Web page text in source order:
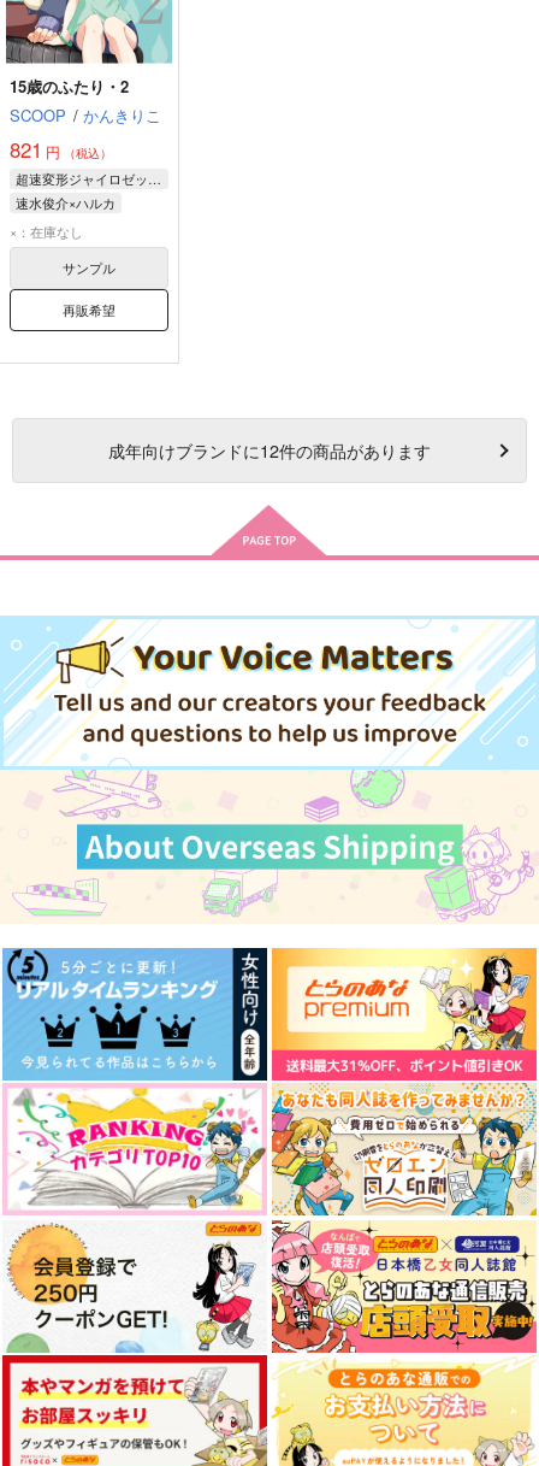
15歳のふたり・2
SCOOP / かんきりこ
821 円 （税込）
超速変形ジャイロゼッター
速水俊介×ハルカ
速水俊介
×：在庫なし
サンプル
再販希望
成年向けブランドに12件の商品があります